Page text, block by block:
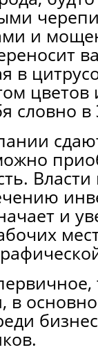
и
в
словно
Власти
и
в